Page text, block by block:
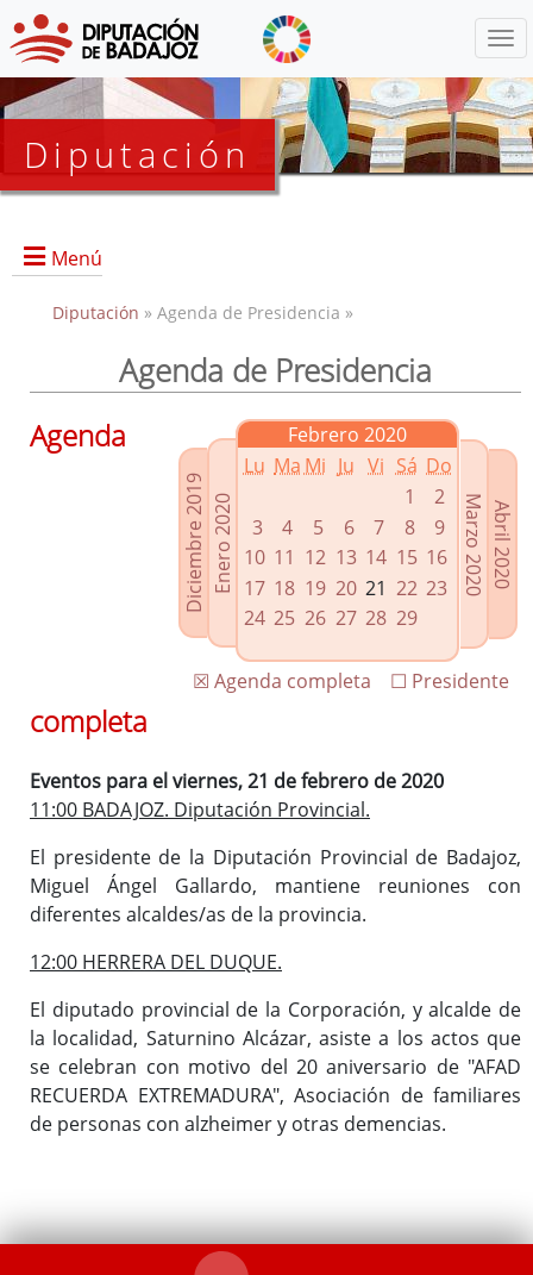
Diputación
Menú
Presidencia
Grupos Políticos
Enlaces relacionados
Agenda de Presidencia
Plenos provinciales y Juntas de gobierno
Oficina de Proyectos Europeos
Diputación » Agenda de Presidencia »
Agenda de Presidencia
Diciembre 2019Enero 2020
Febrero 2020
Lu Ma Mi Ju Vi Sá Do
1
2
3
4 5 6 7 8
9
10 11 12 13 14 15 16
17 18 19 20 21 22 23
24 25 26 27 28 29
Abril 2020
Marzo 2020
☐ Presidente
☒ Agenda completa
Agenda
completa
Eventos para el viernes, 21 de febrero de 2020
11:00 BADAJOZ. Diputación Provincial.
El presidente de la Diputación Provincial de Badajoz,
Miguel Ángel Gallardo, mantiene reuniones con
diferentes alcaldes/as de la provincia.
12:00 HERRERA DEL DUQUE.
El diputado provincial de la Corporación, y alcalde de
la localidad, Saturnino Alcázar, asiste a los actos que
se celebran con motivo del 20 aniversario de "AFAD
RECUERDA EXTREMADURA", Asociación de familiares
de personas con alzheimer y otras demencias.